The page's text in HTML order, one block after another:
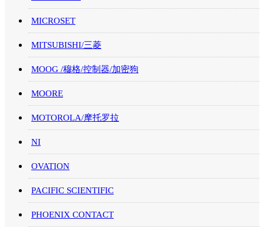
MICROSET
MITSUBISHI/三菱
MOOG /穆格/控制器/加密狗
MOORE
MOTOROLA/摩托罗拉
NI
OVATION
PACIFIC SCIENTIFIC
PHOENIX CONTACT